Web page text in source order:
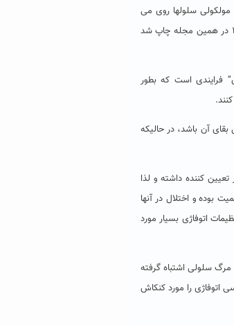
سلولها روی می
دهد، این مقاله مرجع هر چند سال یکبار به روز رسانی می شود.مقاله حاضر ویرایش سوم بوده و ویرایش قبلی آن که در سال ۲۰۱۲ در همین مجله چاپ شد
فرایندی است که بطور
آن باشد، در حالیکه
کننده داشته و لذا
بوده و اختلال در آنها
اتوفاژی بسیار مورد
سلولی اشتباه گرفته
اتوفاژی را مورد کنکاش